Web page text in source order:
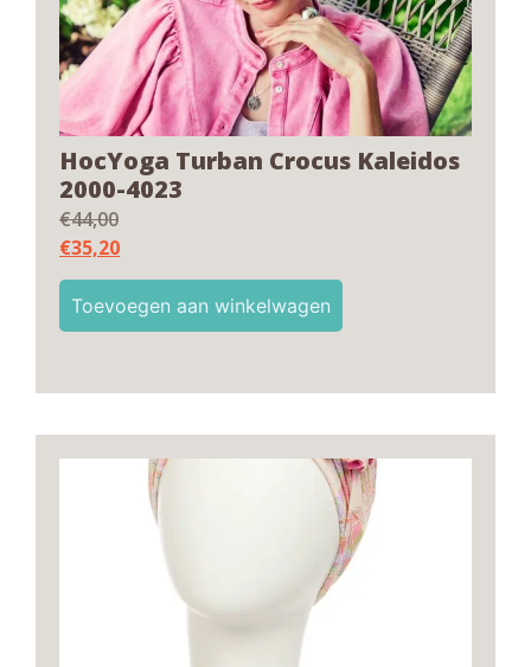
HocYoga Turban Crocus Kaleidos
2000-4023
€44,00
€35,20
Toevoegen aan winkelwagen